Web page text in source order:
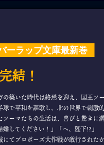
ーラップ文庫最新巻
結！
の築いた時代は終焉を迎え、国王ソ
球で平和を謳歌し、北の世界で刺激
ソーマたちの生活は、喜びと驚きに
婚してください！」「へ、陛下!?」
にてプロポーズ大作戦が敢行されたか